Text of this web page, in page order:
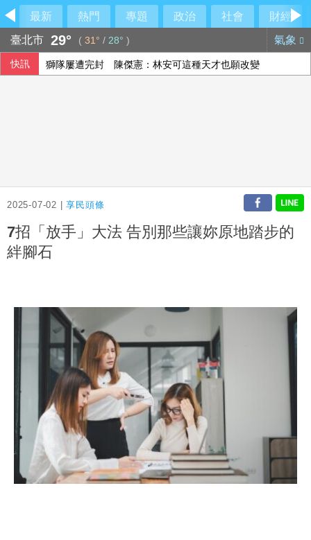
最新 熱門 專題 政治 社會
財經
臺北市 29° ( 31° / 28° ) 氣象
快訊 獅隊屢遭完封 陳傑憲：林安可這種天才也願改變
2025-07-02 |享民頭條
7招「放手」大法 告別那些讓妳原地踏步的
絆腳石